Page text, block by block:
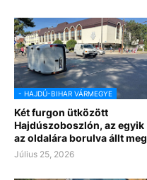
- HAJDÚ-BIHAR VÁRMEGYE
Két furgon ütközött
Hajdúszoboszlón, az egyik
az oldalára borulva állt meg
Július 25, 2026